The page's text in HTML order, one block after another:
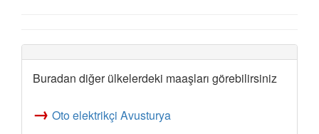
Buradan diğer ülkelerdeki maaşları görebilirsiniz
→ Oto elektrikçi Avusturya